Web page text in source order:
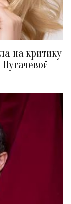
на критику